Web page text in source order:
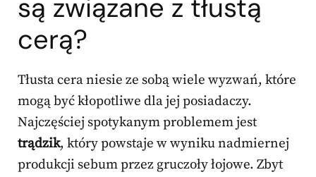
są związane z tłustą
cerą?
Tłusta cera niesie ze sobą wiele wyzwań, które
mogą być kłopotliwe dla jej posiadaczy.
Najczęściej spotykanym problemem jest
trądzik, który powstaje w wyniku nadmiernej
produkcji sebum przez gruczoły łojowe. Zbyt